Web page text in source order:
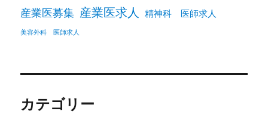
産業医募集 産業医求人 精神科 医師求人
美容外科 医師求人
カテゴリー